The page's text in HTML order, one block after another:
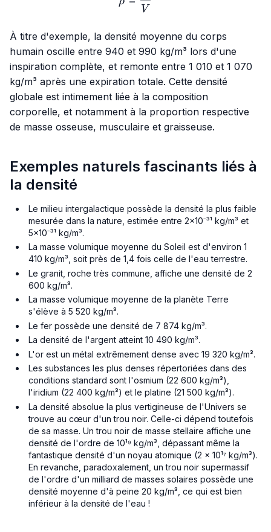
V
À titre d'exemple, la densité moyenne du corps
humain oscille entre 940 et 990 kg/m³ lors d'une
inspiration complète, et remonte entre 1 010 et 1 070
kg/m³ après une expiration totale. Cette densité
globale est intimement liée à la composition
corporelle, et notamment à la proportion respective
de masse osseuse, musculaire et graisseuse.
Exemples naturels fascinants liés à
la densité
Le milieu intergalactique possède la densité la plus faible
mesurée dans la nature, estimée entre 2×10⁻³¹ kg/m³ et
5×10⁻³¹ kg/m³.
La masse volumique moyenne du Soleil est d'environ 1
410 kg/m³, soit près de 1,4 fois celle de l'eau terrestre.
Le granit, roche très commune, affiche une densité de 2
600 kg/m³.
La masse volumique moyenne de la planète Terre
s'élève à 5 520 kg/m³.
Le fer possède une densité de 7 874 kg/m³.
La densité de l'argent atteint 10 490 kg/m³.
L'or est un métal extrêmement dense avec 19 320 kg/m³.
Les substances les plus denses répertoriées dans des
conditions standard sont l'osmium (22 600 kg/m³),
l'iridium (22 400 kg/m³) et le platine (21 500 kg/m³).
La densité absolue la plus vertigineuse de l'Univers se
trouve au cœur d'un trou noir. Celle-ci dépend toutefois
de sa masse. Un trou noir de masse stellaire affiche une
densité de l'ordre de 10¹⁹ kg/m³, dépassant même la
fantastique densité d'un noyau atomique (2 × 10¹⁷ kg/m³).
En revanche, paradoxalement, un trou noir supermassif
de l'ordre d'un milliard de masses solaires possède une
densité moyenne d'à peine 20 kg/m³, ce qui est bien
inférieur à la densité de l'eau !